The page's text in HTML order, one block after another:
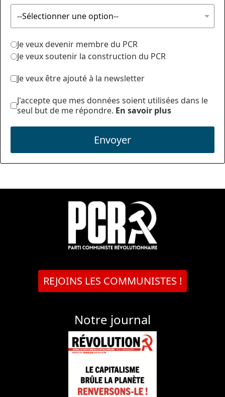
Je veux devenir membre du PCR
Je veux soutenir la construction du PCR
Je veux être ajouté à la newsletter
J'accepte que mes données soient utilisées dans le
seul but de me répondre. En savoir plus
Envoyer
REJOINS LES COMMUNISTES !
Notre journal